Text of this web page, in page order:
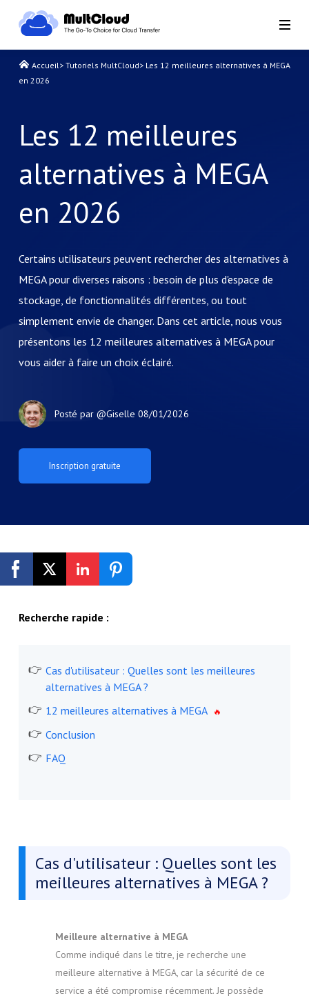
Accueil> Tutoriels MultCloud> Les 12 meilleures alternatives à MEGA
en 2026
Les 12 meilleures
alternatives à MEGA
en 2026
Certains utilisateurs peuvent rechercher des alternatives à
MEGA pour diverses raisons : besoin de plus d'espace de
stockage, de fonctionnalités différentes, ou tout
simplement envie de changer. Dans cet article, nous vous
présentons les 12 meilleures alternatives à MEGA pour
vous aider à faire un choix éclairé.
Inscription gratuite
Posté par @Giselle 08/01/2026
Recherche rapide :
Cas d'utilisateur : Quelles sont les meilleures
alternatives à MEGA ?
12 meilleures alternatives à MEGA
Conclusion
FAQ
Cas d'utilisateur : Quelles sont les
meilleures alternatives à MEGA ?
Meilleure alternative à MEGA
Comme indiqué dans le titre, je recherche une
meilleure alternative à MEGA, car la sécurité de ce
service a été compromise récemment. Je possède